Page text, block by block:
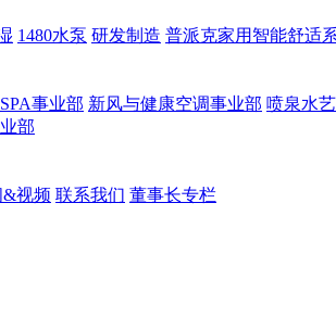
1480水泵 研发制造 普派克家用智能舒适
事业部 新风与健康空调事业部 喷泉水
部
&视频 联系我们 董事长专栏